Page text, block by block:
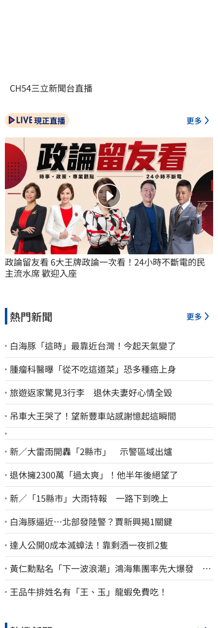
CH54三立新聞台直播
現正直播 更多
政論留友看 6大王牌政論一次看！24小時不斷電的民
主流水席 歡迎入座
熱門新聞 更多
白海豚「這時」最靠近台灣！今起天氣變了
腫瘤科醫曝「從不吃這道菜」恐多種癌上身
旅遊返家驚見3行李 退休夫妻好心情全毀
吊車大王哭了！望新豐車站感謝憶起這瞬間
新／大雷雨開轟「2縣市」 示警區域出爐
退休擁2300萬「過太爽」！他半年後絕望了
新／「15縣市」大雨特報 一路下到晚上
白海豚逼近…北部發陸警？賈新興揭1關鍵
達人公開0成本滅蟑法！靠剩酒一夜抓2隻
黃仁勳點名「下一波浪潮」鴻海集團率先大爆發 台
股這族群全面噴出
王品牛排姓名有「王、玉」龍蝦免費吃！